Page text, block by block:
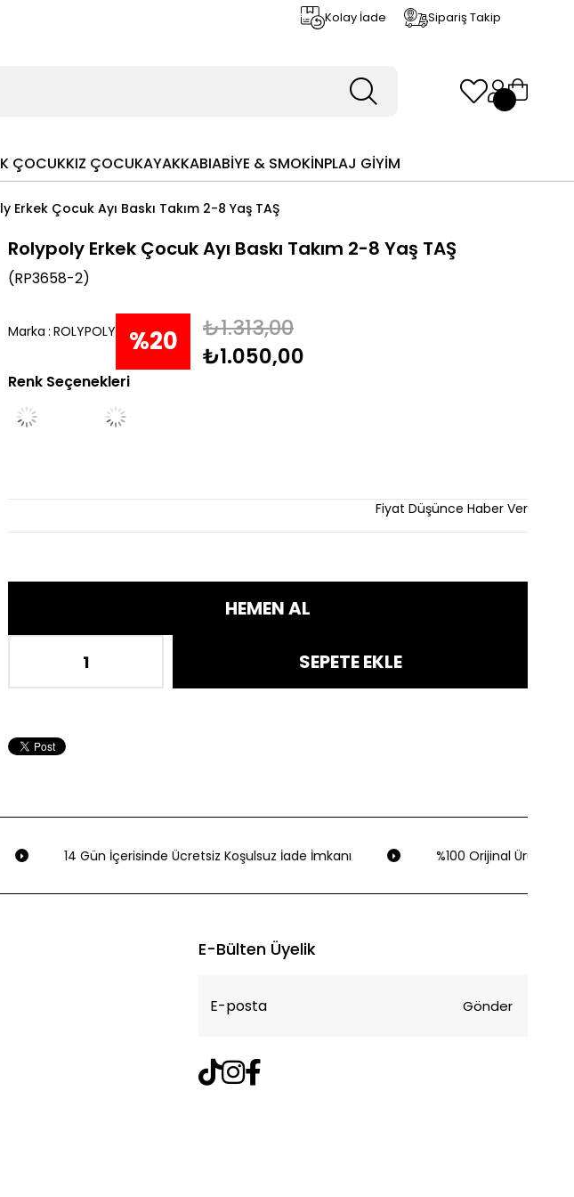
Kolay İade Sipariş Takip
ÇOCUKKIZ ÇOCUKAYAKKABIABİYE & SMOKİNPLAJ GİYİM
Erkek Çocuk Ayı Baskı Takım 2-8 Yaş TAŞ
Rolypoly Erkek Çocuk Ayı Baskı Takım 2-8 Yaş TAŞ
(RP3658-2)
Marka : ROLYPOLY %20
İndirim
₺1.313,00
₺1.050,00
Renk Seçenekleri
Fiyat Düşünce Haber Ver
14 Gün İçerisinde Ücretsiz Koşulsuz İade İmkanı %100 Orijinal Ürün
E-Bülten Üyelik
Gönder